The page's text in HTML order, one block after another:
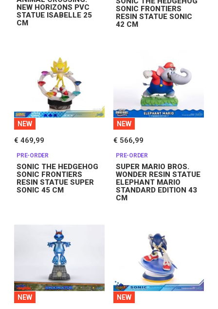
NEW HORIZONS PVC
STATUE ISABELLE 25
CM
SONIC FRONTIERS
RESIN STATUE SONIC
42 CM
NEW
SONIC THE HEDGEHOG
SONIC FRONTIERS
RESIN STATUE SUPER
SONIC 45 CM
€ 469,99
PRE-ORDER
NEW
SUPER MARIO BROS.
WONDER RESIN STATUE
ELEPHANT MARIO
STANDARD EDITION 43
CM
€ 566,99
PRE-ORDER
NEW NEW